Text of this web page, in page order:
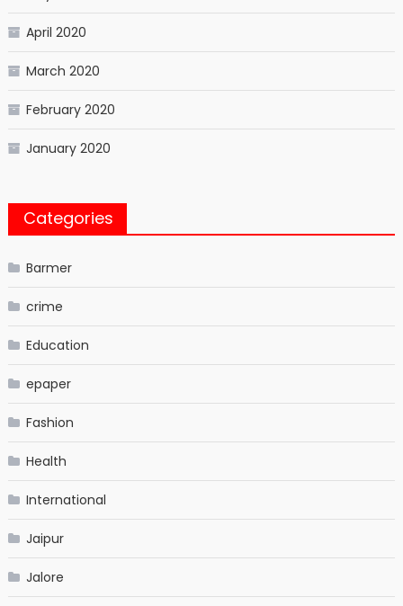
April 2020
March 2020
February 2020
January 2020
Categories
Barmer
crime
Education
epaper
Fashion
Health
International
Jaipur
Jalore